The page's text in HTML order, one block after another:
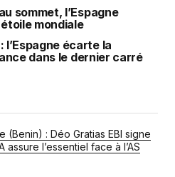
sommet, l’Espagne
mondiale
l’Espagne écarte la
dans le dernier carré
(Benin) : Déo Gratias EBI signe
assure l’essentiel face à l’AS